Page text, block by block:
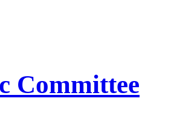
Committee